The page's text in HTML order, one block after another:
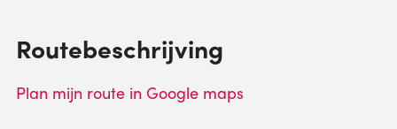
Routebeschrijving
Plan mijn route in Google maps